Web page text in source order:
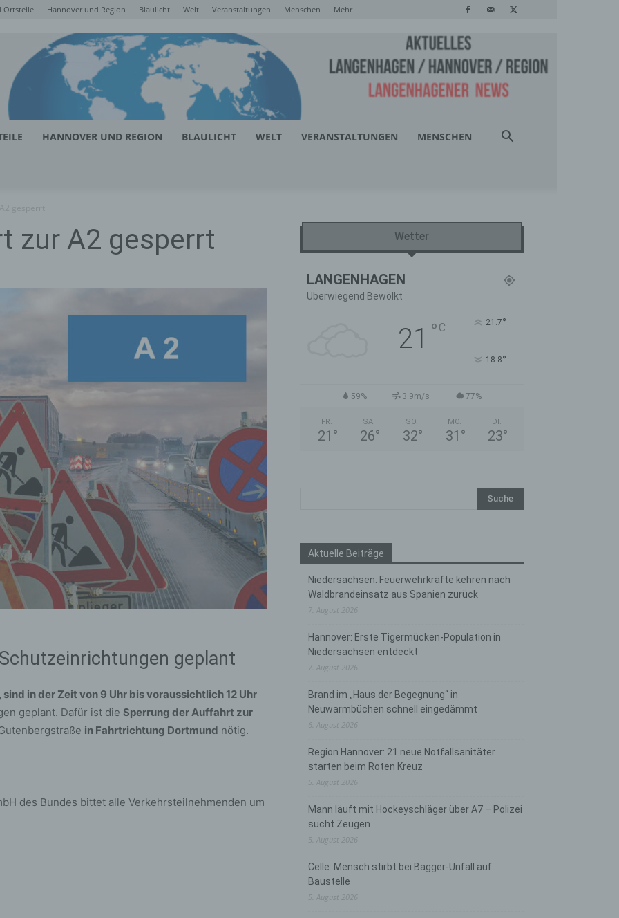
Ortsteile Hannover und Region Blaulicht Welt Veranstaltungen Menschen Mehr
HANNOVER UND REGION BLAULICHT WELT VERANSTALTUNGEN MENSCHEN
zur A2 gesperrt
geplant
in der Zeit von 9 Uhr bis voraussichtlich 12 Uhr
geplant. Dafür ist die Sperrung der Auffahrt zur
in Fahrtrichtung Dortmund nötig.
des Bundes bittet alle Verkehrsteilnehmenden um
Wetter
LANGENHAGEN
Überwiegend Bewölkt
21 ° C 21.7°
18.8°
59% 3.9m/s 77%
FR.
21 °
SA.
26°
SO.
32°
MO.
31 °
DI.
23°
Aktuelle Beiträge
Niedersachsen: Feuerwehrkräfte kehren nach
Waldbrandeinsatz aus Spanien zurück
7. August 2026
Hannover: Erste Tigermücken-Population in
Niedersachsen entdeckt
7. August 2026
Brand im „Haus der Begegnung“ in
Neuwarmbüchen schnell eingedämmt
6. August 2026
Region Hannover: 21 neue Notfallsanitäter
starten beim Roten Kreuz
5. August 2026
Mann läuft mit Hockeyschläger über A7 – Polizei
sucht Zeugen
5. August 2026
Celle: Mensch stirbt bei Bagger-Unfall auf
Baustelle
5. August 2026